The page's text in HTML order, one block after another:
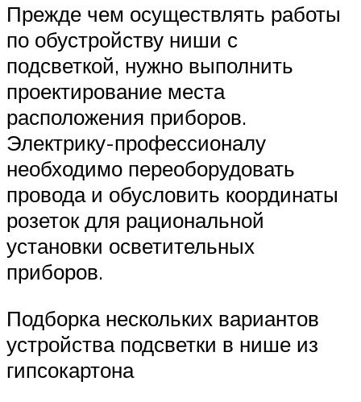
Прежде чем осуществлять работы
по обустройству ниши с
подсветкой, нужно выполнить
проектирование места
расположения приборов.
Электрику-профессионалу
необходимо переоборудовать
провода и обусловить координаты
розеток для рациональной
установки осветительных
приборов.
Подборка нескольких вариантов
устройства подсветки в нише из
гипсокартона